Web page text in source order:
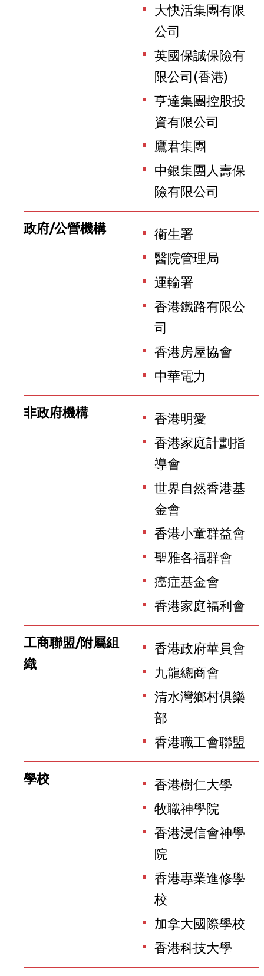
大快活集團有限
公司
英國保誠保險有
限公司(香港)
亨達集團控股投
資有限公司
鷹君集團
中銀集團人壽保
險有限公司
政府/公營機構
衞生署
醫院管理局
運輸署
香港鐵路有限公
司
香港房屋協會
中華電力
非政府機構
香港明愛
香港家庭計劃指
導會
世界自然香港基
金會
香港小童群益會
聖雅各福群會
癌症基金會
香港家庭福利會
工商聯盟/附屬組
織
香港政府華員會
九龍總商會
清水灣鄉村俱樂
部
香港職工會聯盟
學校
香港樹仁大學
牧職神學院
香港浸信會神學
院
香港專業進修學
校
加拿大國際學校
香港科技大學